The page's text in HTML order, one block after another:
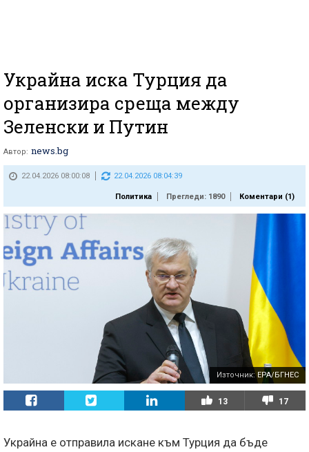
Украйна иска Турция да
организира среща между
Зеленски и Путин
Автор: news.bg
22.04.2026 08:00:08 22.04.2026 08:04:39
Политика Прегледи: 1890 Коментари (1)
Източник: EPA/БГНЕС
13 17
Украйна е отправила искане към Турция да бъде